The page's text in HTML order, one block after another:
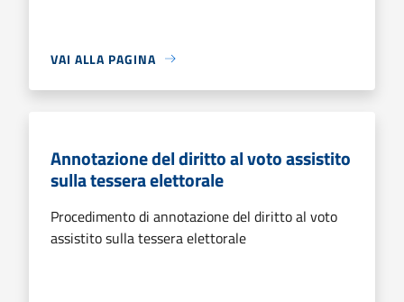
VAI ALLA PAGINA
Annotazione del diritto al voto assistito
sulla tessera elettorale
Procedimento di annotazione del diritto al voto
assistito sulla tessera elettorale